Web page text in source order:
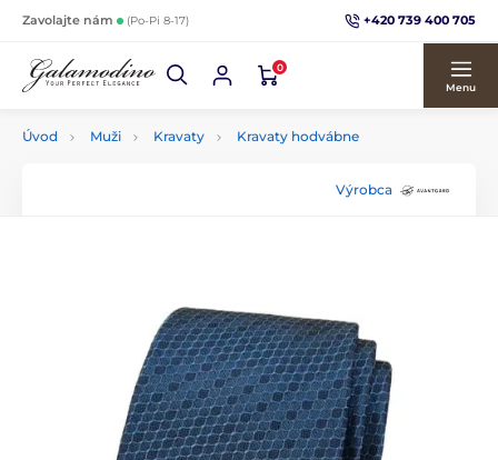
Zavolajte nám (Po-Pi 8-17) +420 739 400 705
0
Menu
Úvod Muži Kravaty Kravaty hodvábne
Výrobca